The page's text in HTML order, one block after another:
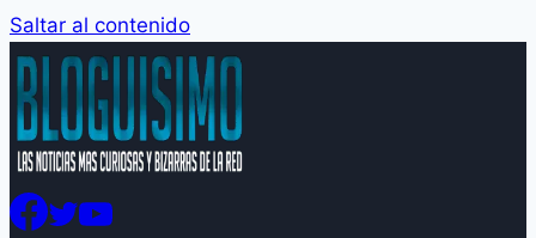
Saltar al contenido